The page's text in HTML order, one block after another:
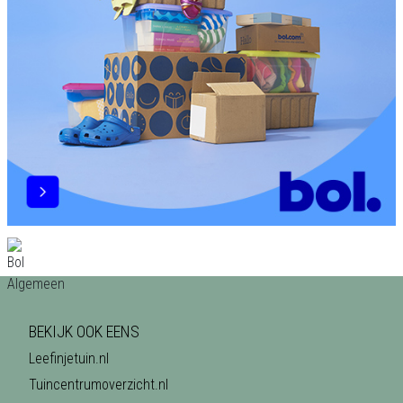
BEKIJK OOK EENS
Leefinjetuin.nl
Tuincentrumoverzicht.nl